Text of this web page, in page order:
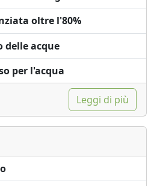
oltre l'80%
delle acque
per l'acqua
Leggi di più